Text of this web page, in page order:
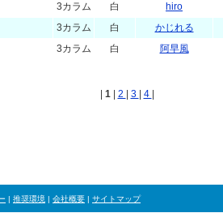
3カラム 白
hiro
3カラム 白
かじれる
3カラム 白 阿早風
1 2 3 4
| 推奨環境 | 会社概要 | サイトマップ